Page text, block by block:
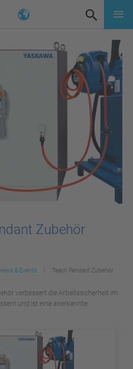
Zubehör
News & Events Teach Pendant Zubehör
verbessert die Arbeitssicherheit im
und ist eine anerkannte